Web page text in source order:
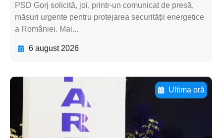
PSD Gorj solicită, joi, printr-un comunicat de presă,
măsuri urgente pentru protejarea securității energetice
a României. Mai...
6 august 2026
Ultima oră
Adaugă aici textul pentru
subtitluAdaugă aici